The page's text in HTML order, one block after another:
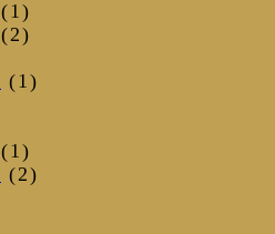
(1)
(2)
(1)
(1)
(2)